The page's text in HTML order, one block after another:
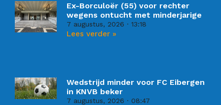
Ex-Borculoër (55) voor rechter
wegens ontucht met minderjarige
7 augustus, 2026 13:18
Lees verder »
Wedstrijd minder voor FC Eibergen
in KNVB beker
7 augustus, 2026 08:47